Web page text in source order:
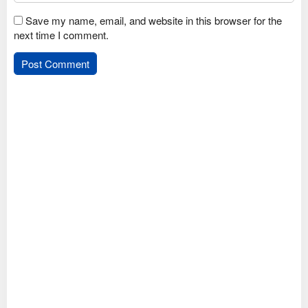
Save my name, email, and website in this browser for the
next time I comment.